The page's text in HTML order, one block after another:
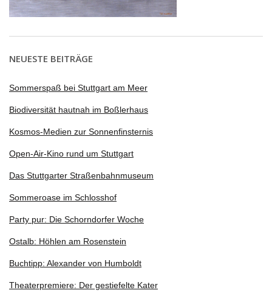
NEUESTE BEITRÄGE
Sommerspaß bei Stuttgart am Meer
Biodiversität hautnah im Boßlerhaus
Kosmos-Medien zur Sonnenfinsternis
Open-Air-Kino rund um Stuttgart
Das Stuttgarter Straßenbahnmuseum
Sommeroase im Schlosshof
Party pur: Die Schorndorfer Woche
Ostalb: Höhlen am Rosenstein
Buchtipp: Alexander von Humboldt
Theaterpremiere: Der gestiefelte Kater